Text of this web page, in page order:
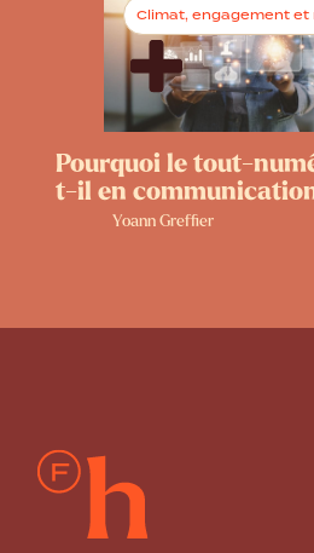
Climat, engagement et
Pourquoi le tout-
t-il en
Yoann Greffier